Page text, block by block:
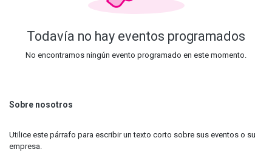
Todavía no hay eventos programados
No encontramos ningún evento programado en este momento.
Sobre nosotros
Utilice este párrafo para escribir un texto corto sobre sus eventos o su
empresa.